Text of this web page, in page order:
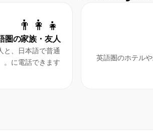
英語圏のホテル
👨‍👩‍👧
圏の家族・友人
と、日本語で普通
に電話できます。